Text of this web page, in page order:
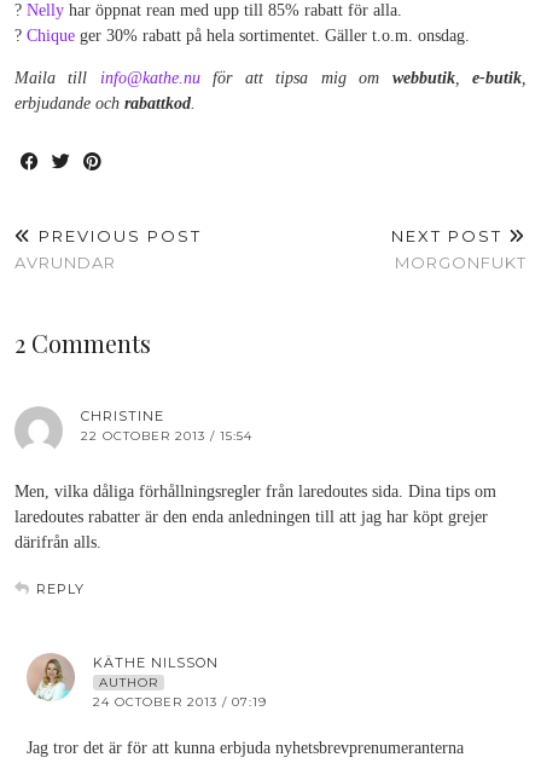
? Nelly har öppnat rean med upp till 85% rabatt för alla.
? Chique ger 30% rabatt på hela sortimentet. Gäller t.o.m. onsdag.
Maila till info@kathe.nuför att tipsa mig om webbutik,e-butik,
erbjudande och rabattkod.
PREVIOUS POST
AVRUNDAR
NEXT POST
MORGONFUKT
2 Comments
CHRISTINE
22 OCTOBER 2013 / 15:54
Men, vilka dåliga förhållningsregler från laredoutes sida. Dina tips om
laredoutes rabatter är den enda anledningen till att jag har köpt grejer
därifrån alls.
REPLY
KÄTHE NILSSON
AUTHOR
24 OCTOBER 2013 / 07:19
Jag tror det är för att kunna erbjuda nyhetsbrevprenumeranterna